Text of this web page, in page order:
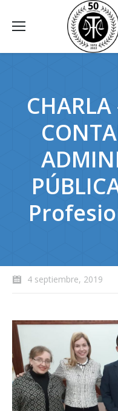
CHARLA
4 septiembre, 2019